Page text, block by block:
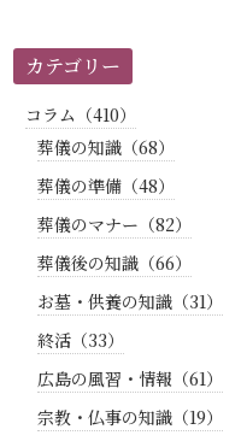
カテゴリー
コラム（410）
葬儀の知識（68）
葬儀の準備（48）
葬儀のマナー（82）
葬儀後の知識（66）
お墓・供養の知識（31）
終活（33）
広島の風習・情報（61）
宗教・仏事の知識（19）